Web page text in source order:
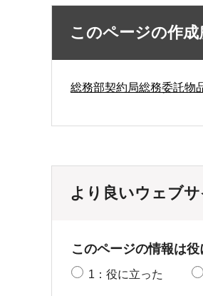
このページの作成
総務部契約局総務委託物
より良いウェブ
このページの情報は
1：役に立った